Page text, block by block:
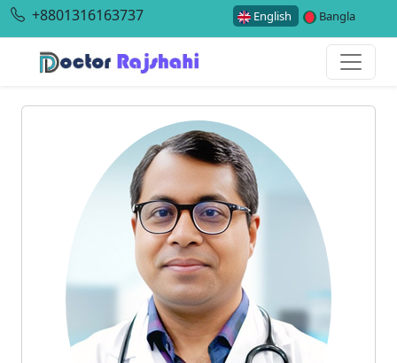
+8801316163737 English Bangla